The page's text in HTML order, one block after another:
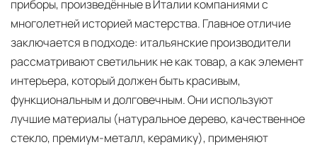
Другие страны Европы— расширенная
сеть партнёрских складов
Условия доставки по Москве и Московской
области
Для клиентов Москвы и МО предусмотрены
следующие услуги:
приборы, произведённые в Италии компаниями с
многолетней историей мастерства. Главное отличие
заключается в подходе: итальянские производители
рассматривают светильник не как товар, а как элемент
интерьера, который должен быть красивым,
функциональным и долговечным. Они используют
лучшие материалы (натуральное дерево, качественное
стекло, премиум-металл, керамику), применяют